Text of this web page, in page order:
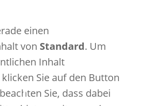
einen
von Standard. Um
Inhalt
Sie auf den Button
Sie, dass dabei